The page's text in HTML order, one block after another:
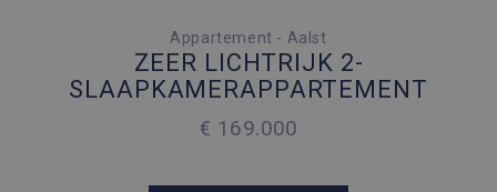
2 SLAAPKAMERS
50 PARKEERPLAATSEN
Appartement - Aalst
ZEER LICHTRIJK 2-
SLAAPKAMERAPPARTEMENT
€ 169.000